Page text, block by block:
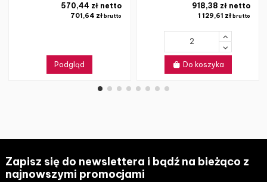
701,64 złbrutto
570,44 zł netto
Podgląd
1 129,61 zł brutto
918,38 zł netto
Do koszyka
Zapisz się do newslettera i bądź na bieżąco z
najnowszymi promocjami